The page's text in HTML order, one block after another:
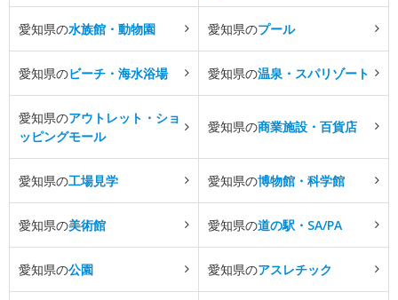
愛知県の水族館・動物園 愛知県のプール
愛知県のビーチ・海水浴場 愛知県の温泉・スパリゾート
愛知県のアウトレット・ショ
ッピングモール
愛知県の商業施設・百貨店
愛知県の工場見学 愛知県の博物館・科学館
愛知県の美術館 愛知県の道の駅・SA/PA
愛知県の公園 愛知県のアスレチック